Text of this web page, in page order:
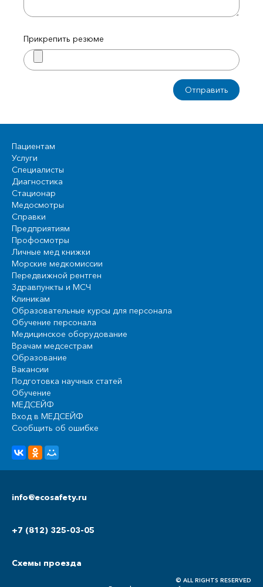
Прикрепить резюме
Пациентам
Услуги
Специалисты
Диагностика
Стационар
Медосмотры
Справки
Предприятиям
Профосмотры
Личные мед книжки
Морские медкомиссии
Передвижной рентген
Здравпункты и МСЧ
Клиникам
Образовательные курсы для персонала
Обучение персонала
Медицинское оборудование
Врачам медсестрам
Образование
Вакансии
Подготовка научных статей
Обучение
МЕДСЕЙФ
Вход в МЕДСЕЙФ
Сообщить об ошибке
info@ecosafety.ru
+7 (812) 325-03-05
Схемы проезда
© ALL RIGHTS RESERVED